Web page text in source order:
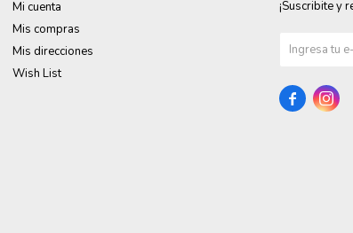
Mi cuenta
Mis compras
Mis direcciones
Wish List
¡Suscribite y
 